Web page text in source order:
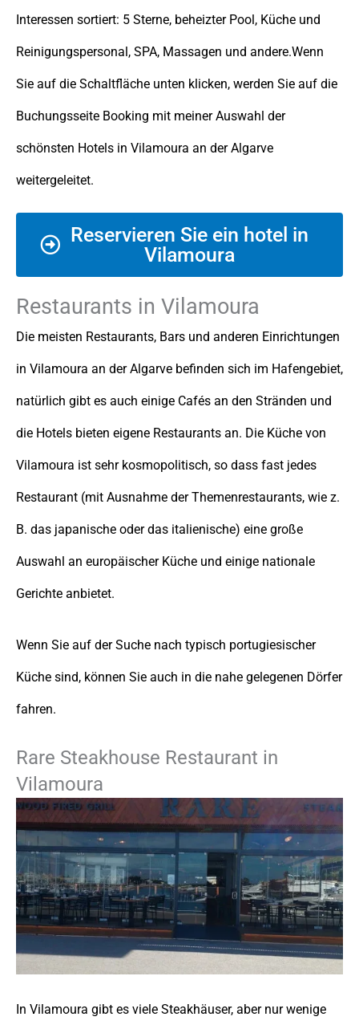
Interessen sortiert: 5 Sterne, beheizter Pool, Küche und
Reinigungspersonal, SPA, Massagen und andere.Wenn
Sie auf die Schaltfläche unten klicken, werden Sie auf die
Buchungsseite Booking mit meiner Auswahl der
schönsten Hotels in Vilamoura an der Algarve
weitergeleitet.
Reservieren Sie ein hotel in
Vilamoura
Restaurants in Vilamoura
Die meisten Restaurants, Bars und anderen Einrichtungen
in Vilamoura an der Algarve befinden sich im Hafengebiet,
natürlich gibt es auch einige Cafés an den Stränden und
die Hotels bieten eigene Restaurants an. Die Küche von
Vilamoura ist sehr kosmopolitisch, so dass fast jedes
Restaurant (mit Ausnahme der Themenrestaurants, wie z.
B. das japanische oder das italienische) eine große
Auswahl an europäischer Küche und einige nationale
Gerichte anbietet.
Wenn Sie auf der Suche nach typisch portugiesischer
Küche sind, können Sie auch in die nahe gelegenen Dörfer
fahren.
Rare Steakhouse Restaurant in
Vilamoura
In Vilamoura gibt es viele Steakhäuser, aber nur wenige